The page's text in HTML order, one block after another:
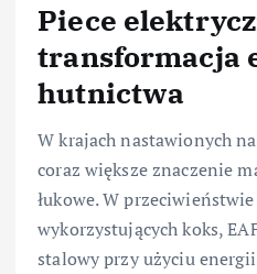
Piece
transformacja
hutnictwa
W krajach nastawionych
coraz większe znaczenie
łukowe. W
wykorzystujących koks,
stalowy przy użyciu